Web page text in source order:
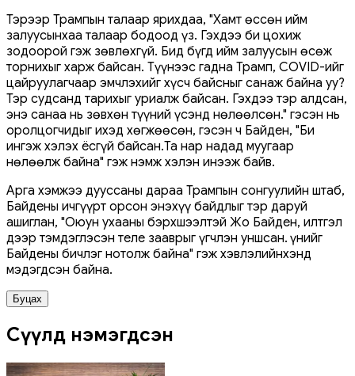
Тэрээр Трампын талаар ярихдаа, "Хамт өссөн ийм
залуусынхаа талаар бодоод үз. Гэхдээ би цохиж
зодоорой гэж зөвлөхгүй. Бид бүгд ийм залуусын өсөж
торнихыг харж байсан. Түүнээс гадна Трамп, COVID-ийг
цайруулагчаар эмчлэхийг хүсч байсныг санаж байна уу?
Тэр судсанд тарихыг уриалж байсан. Гэхдээ тэр алдсан,
энэ санаа нь зөвхөн түүний үсэнд нөлөөлсөн." гэсэн нь
оролцогчидыг ихэд хөгжөөсөн, гэсэн ч Байден, "Би
ингэж хэлэх ёсгүй байсан.Та нар надад муугаар
нөлөөлж байна" гэж нэмж хэлэн инээж байв.
Арга хэмжээ дууссаны дараа Трампын сонгуулийн штаб,
Байдены ичгүүрт орсон энэхүү байдлыг тэр даруй
ашиглан, "Оюун ухааны бэрхшээлтэй Жо Байден, илтгэл
дээр тэмдэглэсэн теле зааврыг үгчлэн уншсан. Үүнийг
Байдены бичлэг нотолж байна" гэж хэвлэлийнхэнд
мэдэгдсэн байна.
Буцах
Сүүлд нэмэгдсэн